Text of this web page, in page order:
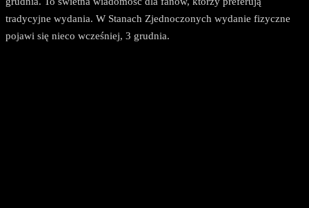
tradycyjne wydania. W Stanach Zjednoczonych wydanie fizyczne
pojawi się nieco wcześniej, 3 grudnia.